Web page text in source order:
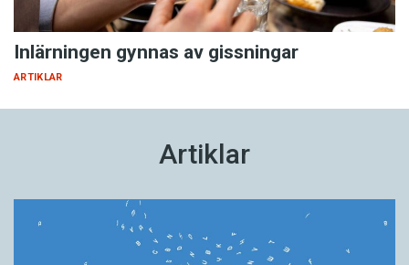
Inlärningen gynnas av gissningar
ARTIKLAR
Artiklar